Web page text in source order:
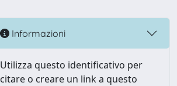
Informazioni
Utilizza questo identificativo per
citare o creare un link a questo